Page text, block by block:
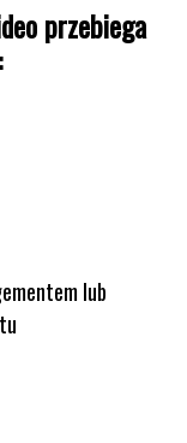
przebiega
lub